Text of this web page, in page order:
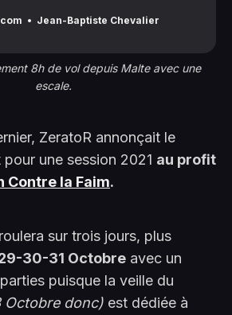
les dates de ce rendez-vous
Jean-Baptiste Chevalier
8h de vol depuis Malte avec une
escale.
ZeratoR annonçait le
une session 2021 au profit
Contre la Faim.
sur trois jours, plus
30-31 Octobre avec un
puisque la veille du
Octobre donc) est dédiée à